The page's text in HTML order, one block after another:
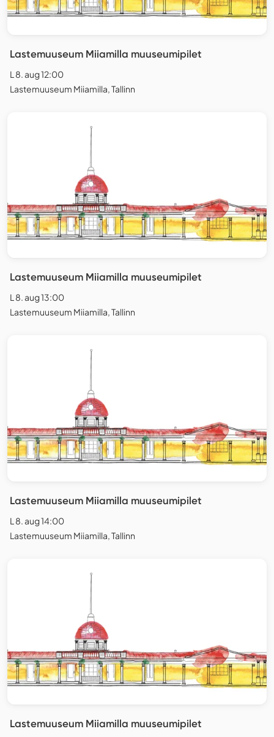
Lastemuuseum Miiamilla muuseumipilet
L 8. aug 12:00
Lastemuuseum Miiamilla, Tallinn
Lastemuuseum Miiamilla muuseumipilet
L 8. aug 13:00
Lastemuuseum Miiamilla, Tallinn
Lastemuuseum Miiamilla muuseumipilet
L 8. aug 14:00
Lastemuuseum Miiamilla, Tallinn
Lastemuuseum Miiamilla muuseumipilet